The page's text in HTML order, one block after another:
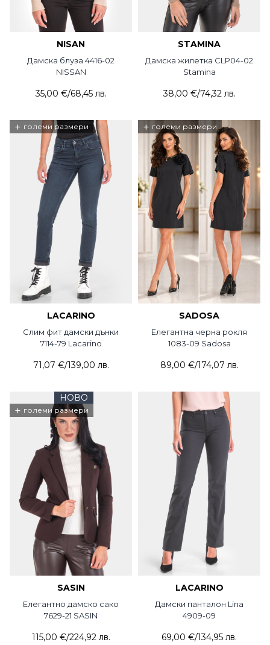
NISAN
Дамска блуза 4416-02
NISSAN
35,00 €/68,45 лв.
STAMINA
Дамска жилетка CLP04-02
Stamina
38,00 €/74,32 лв.
+ големи размери
LACARINO
Слим фит дамски дънки
7114-79 Lacarino
71,07 €/139,00 лв.
+ големи размери
SADOSA
Елегантна черна рокля
1083-09 Sadosa
89,00 €/174,07 лв.
НОВО
+ големи размери
SASIN
Елегантно дамско сако
7629-21 SASIN
115,00 €/224,92 лв.
LACARINO
Дамски панталон Lina
4909-09
69,00 €/134,95 лв.